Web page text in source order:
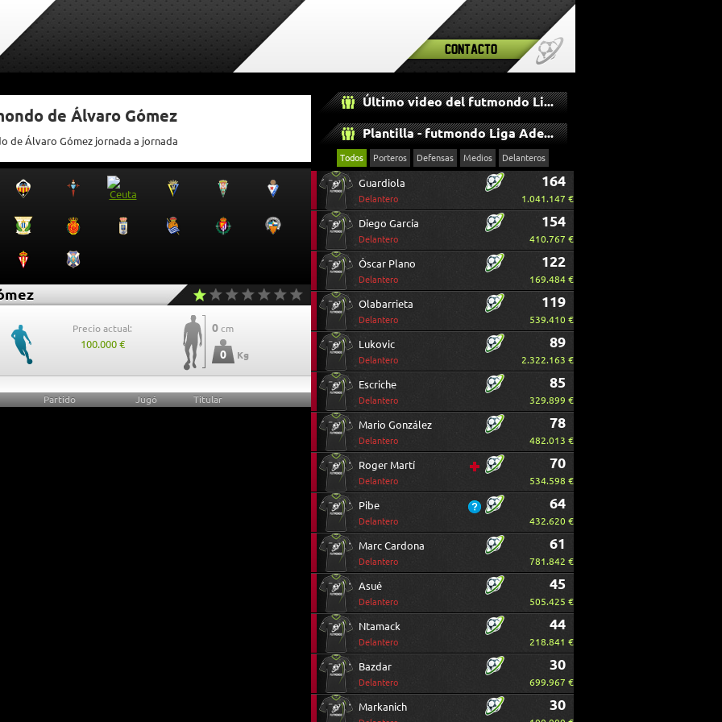
Contacto
de Álvaro Gómez
de Álvaro Gómez jornada a jornada
Precio actual:
100.000 €
0 cm
0 Kg
Partido Jugó Titular
Último video del futmondo Liga Adelante
Plantilla - futmondo Liga Adelante
Todos Porteros Defensas Medios Delanteros
Guardiola
Delantero
164
1.041.147 €
Diego García
Delantero
154
410.767 €
Óscar Plano
Delantero
122
169.484 €
Olabarrieta
Delantero
119
539.410 €
Lukovic
Delantero
89
2.322.163 €
Escriche
Delantero
85
329.899 €
Mario González
Delantero
78
482.013 €
Roger Martí
Delantero
70
534.598 €
Pibe
Delantero
64
432.620 €
Marc Cardona
Delantero
61
781.842 €
Asué
Delantero
45
505.425 €
Ntamack
Delantero
44
218.841 €
Bazdar
Delantero
30
699.967 €
Markanich 30